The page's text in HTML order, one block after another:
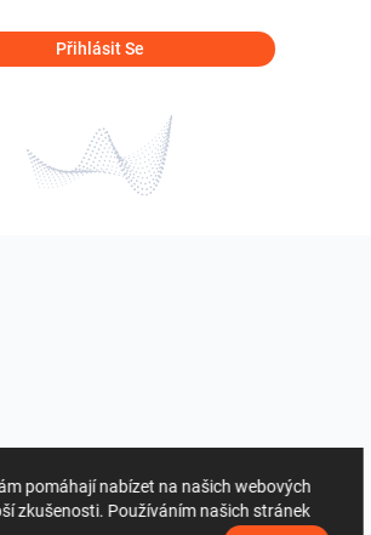
Přihlásit Se
pomáhají nabízet na našich webových
zkušenosti. Používáním našich stránek